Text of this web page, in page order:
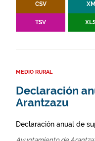
CSV
TSV
MEDIO RURAL
Declaración
Arantzazu
Declaración anual de